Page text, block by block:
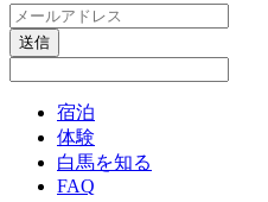
送信
宿泊
体験
白馬を知る
FAQ